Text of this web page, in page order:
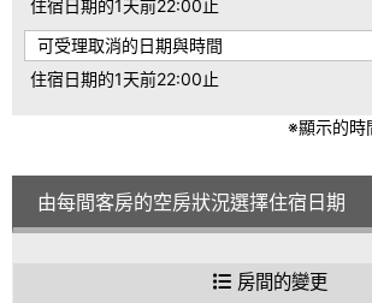
住宿日期的1天前22:00止
可受理取消的日期與時間
住宿日期的1天前22:00止
※顯示的時
由每間客房的空房狀況選擇住宿日期
房間的變更